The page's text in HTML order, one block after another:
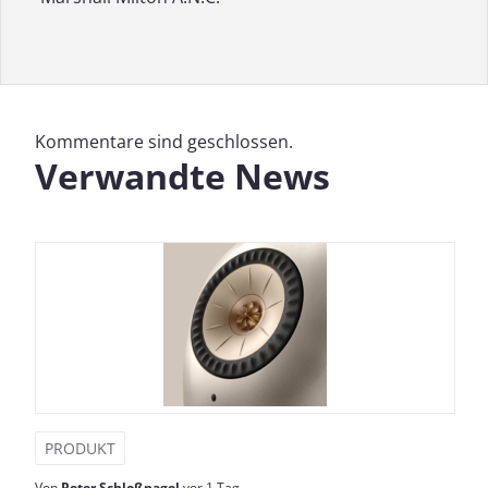
Kommentare sind geschlossen.
Verwandte News
PRODUKT